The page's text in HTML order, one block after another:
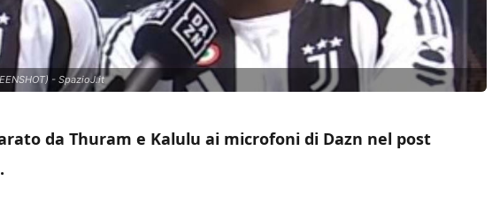
- SpazioJ.it
da Thuram e Kalulu ai microfoni di Dazn nel post